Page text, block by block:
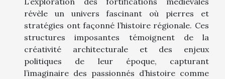
révèle un univers fascinant où pierres et
stratégies ont façonné l’histoire régionale. Ces
structures imposantes témoignent de la
créativité architecturale et des enjeux
politiques de leur époque, capturant
l’imaginaire des passionnés d’histoire comme